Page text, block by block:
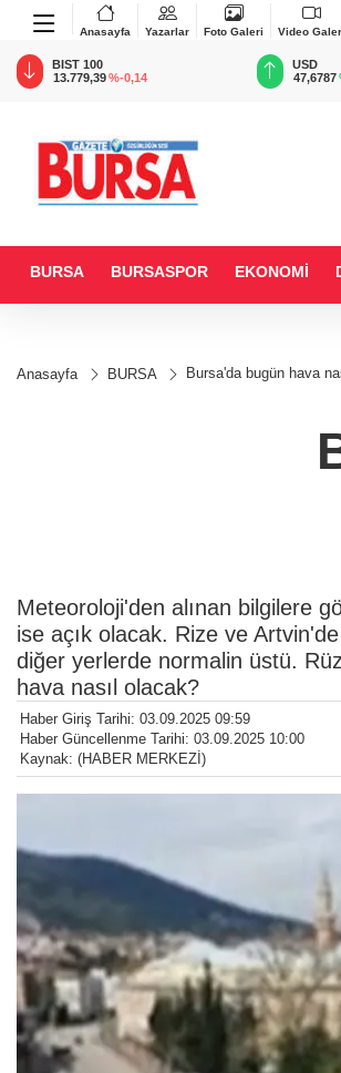
Anasayfa Yazarlar Foto Galeri Video
BIST 100
13.779,39%-0,14
USD
47,6787
BURSA BURSASPOR EKONOMİ
Anasayfa BURSA Bursa'da bugün hava
Meteoroloji'den alınan bilgilere
ise açık olacak. Rize ve
diğer yerlerde normalin üstü.
hava nasıl olacak?
Haber Giriş Tarihi: 03.09.2025 09:59
Haber Güncellenme Tarihi: 03.09.2025 10:00
Kaynak: (HABER MERKEZİ)